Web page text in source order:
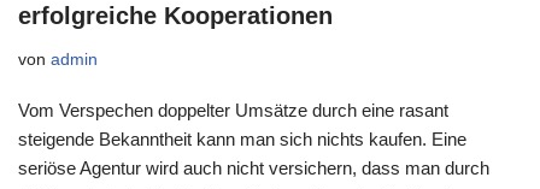
erfolgreiche Kooperationen
von admin
Vom Verspechen doppelter Umsätze durch eine rasant
steigende Bekanntheit kann man sich nichts kaufen. Eine
seriöse Agentur wird auch nicht versichern, dass man durch